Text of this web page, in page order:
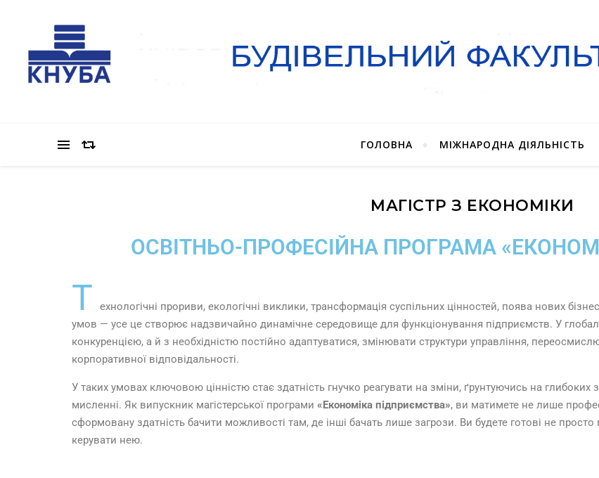
ГОЛОВНА МІЖНАРОДНА ДІЯЛЬНІСТЬ
МАГІСТР З ЕКОНОМІКИ
ОСВІТНЬО-ПРОФЕСІЙНА ПРОГРАМА
Т
ехнологічні прориви, екологічні виклики, трансформація суспільних цінностей, поява нових
умов — усе це створює надзвичайно динамічне середовище для функціонування підприємств. У
конкуренцією, а й з необхідністю постійно адаптуватися, змінювати структури управління,
корпоративної відповідальності.
У таких умовах ключовою цінністю стає здатність гнучко реагувати на зміни, ґрунтуючись на глибоких
мисленні. Як випускник магістерської програми «Економіка підприємства», ви матимете не лише
сформовану здатність бачити можливості там, де інші бачать лише загрози. Ви будете готові не
керувати нею.